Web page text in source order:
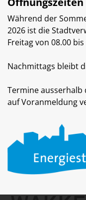
Während der
2026 ist die
Freitag von 08.00
Nachmittags bleibt
Termine
auf Voranmeldung